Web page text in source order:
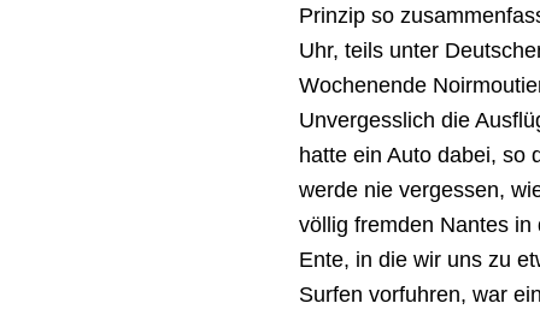
Prinzip so
Uhr, teils unter
Wochenende
Unvergesslich die
hatte ein Auto dabei, so
werde nie vergessen,
völlig fremden Nantes
Ente, in die wir uns zu
Surfen vorfuhren, war